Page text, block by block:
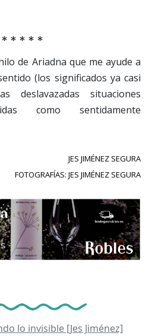
* * * * *
de Ariadna que me ayude a
(los significados ya casi
situaciones
como sentidamente
JES JIMÉNEZ SEGURA
FOTOGRAFÍAS: JES JIMÉNEZ SEGURA
lo invisible [Jes Jiménez]